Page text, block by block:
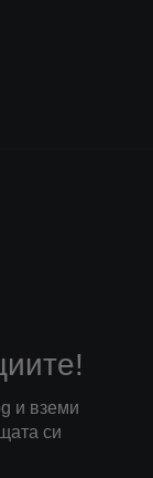
и вземи
си